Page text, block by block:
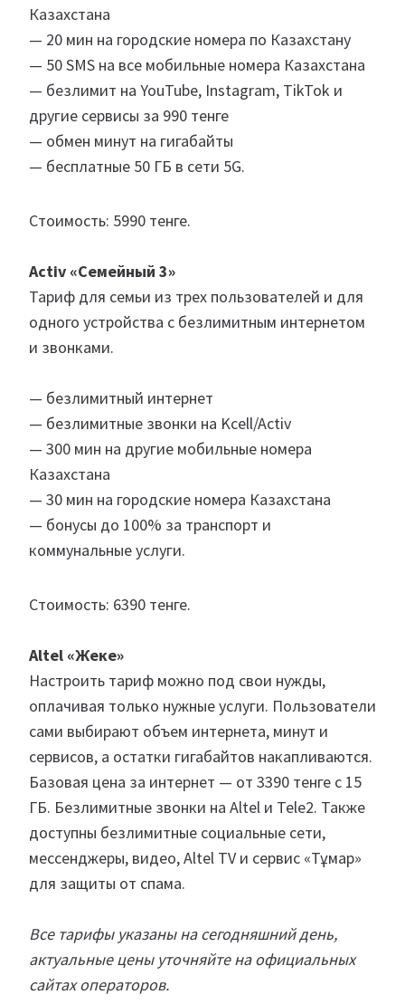
Казахстана
— 20 мин на городские номера по Казахстану
— 50 SMS на все мобильные номера Казахстана
— безлимит на YouTube, Instagram, TikTok и
другие сервисы за 990 тенге
— обмен минут на гигабайты
— бесплатные 50 ГБ в сети 5G.
Стоимость: 5990 тенге.
Activ «Семейный 3»
Тариф для семьи из трех пользователей и для
одного устройства с безлимитным интернетом
и звонками.
— безлимитный интернет
— безлимитные звонки на Kcell/Activ
— 300 мин на другие мобильные номера
Казахстана
— 30 мин на городские номера Казахстана
— бонусы до 100% за транспорт и
коммунальные услуги.
Стоимость: 6390 тенге.
Altel «Жеке»
Настроить тариф можно под свои нужды,
оплачивая только нужные услуги. Пользователи
сами выбирают объем интернета, минут и
сервисов, а остатки гигабайтов накапливаются.
Базовая цена за интернет — от 3390 тенге с 15
ГБ. Безлимитные звонки на Altel и Tele2. Также
доступны безлимитные социальные сети,
мессенджеры, видео, Altel TV и сервис «Тұмар»
для защиты от спама.
Все тарифы указаны на сегодняшний день,
актуальные цены уточняйте на официальных
сайтах операторов.